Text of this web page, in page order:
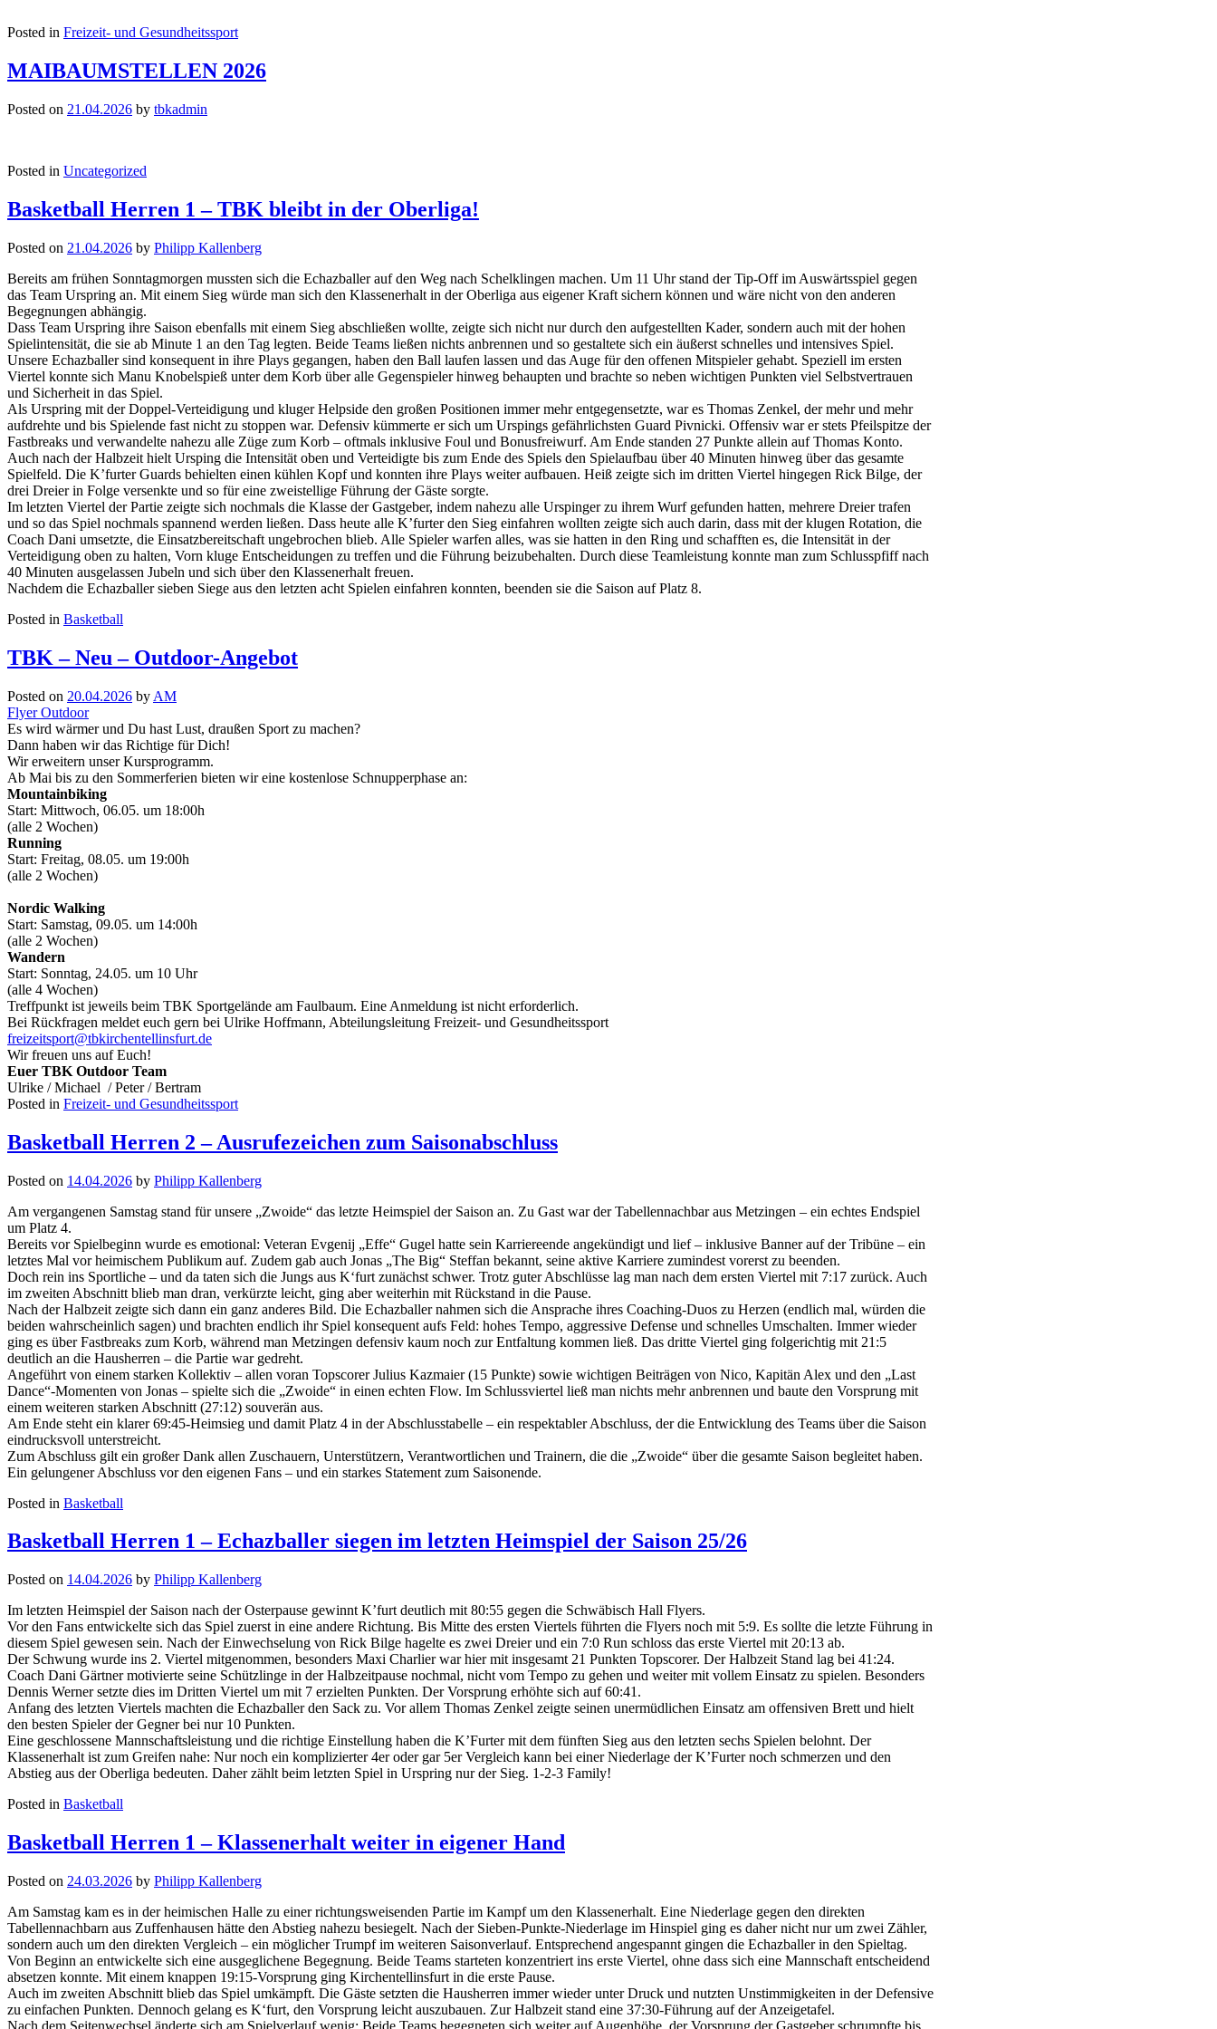
Posted in Freizeit- und Gesundheitssport
MAIBAUMSTELLEN 2026
Posted on 21.04.2026 by tbkadmin
Posted in Uncategorized
Basketball Herren 1 – TBK bleibt in der Oberliga!
Posted on 21.04.2026 by Philipp Kallenberg
Bereits am frühen Sonntagmorgen mussten sich die Echazballer auf den Weg nach Schelklingen machen. Um 11 Uhr stand der Tip-Off im Auswärtsspiel gegen
das Team Urspring an. Mit einem Sieg würde man sich den Klassenerhalt in der Oberliga aus eigener Kraft sichern können und wäre nicht von den anderen
Begegnungen abhängig.
Dass Team Urspring ihre Saison ebenfalls mit einem Sieg abschließen wollte, zeigte sich nicht nur durch den aufgestellten Kader, sondern auch mit der hohen
Spielintensität, die sie ab Minute 1 an den Tag legten. Beide Teams ließen nichts anbrennen und so gestaltete sich ein äußerst schnelles und intensives Spiel.
Unsere Echazballer sind konsequent in ihre Plays gegangen, haben den Ball laufen lassen und das Auge für den offenen Mitspieler gehabt. Speziell im ersten
Viertel konnte sich Manu Knobelspieß unter dem Korb über alle Gegenspieler hinweg behaupten und brachte so neben wichtigen Punkten viel Selbstvertrauen
und Sicherheit in das Spiel.
Als Urspring mit der Doppel-Verteidigung und kluger Helpside den großen Positionen immer mehr entgegensetzte, war es Thomas Zenkel, der mehr und mehr
aufdrehte und bis Spielende fast nicht zu stoppen war. Defensiv kümmerte er sich um Urspings gefährlichsten Guard Pivnicki. Offensiv war er stets Pfeilspitze der
Fastbreaks und verwandelte nahezu alle Züge zum Korb – oftmals inklusive Foul und Bonusfreiwurf. Am Ende standen 27 Punkte allein auf Thomas Konto.
Auch nach der Halbzeit hielt Ursping die Intensität oben und Verteidigte bis zum Ende des Spiels den Spielaufbau über 40 Minuten hinweg über das gesamte
Spielfeld. Die K’furter Guards behielten einen kühlen Kopf und konnten ihre Plays weiter aufbauen. Heiß zeigte sich im dritten Viertel hingegen Rick Bilge, der
drei Dreier in Folge versenkte und so für eine zweistellige Führung der Gäste sorgte.
Im letzten Viertel der Partie zeigte sich nochmals die Klasse der Gastgeber, indem nahezu alle Urspinger zu ihrem Wurf gefunden hatten, mehrere Dreier trafen
und so das Spiel nochmals spannend werden ließen. Dass heute alle K’furter den Sieg einfahren wollten zeigte sich auch darin, dass mit der klugen Rotation, die
Coach Dani umsetzte, die Einsatzbereitschaft ungebrochen blieb. Alle Spieler warfen alles, was sie hatten in den Ring und schafften es, die Intensität in der
Verteidigung oben zu halten, Vorn kluge Entscheidungen zu treffen und die Führung beizubehalten. Durch diese Teamleistung konnte man zum Schlusspfiff nach
40 Minuten ausgelassen Jubeln und sich über den Klassenerhalt freuen.
Nachdem die Echazballer sieben Siege aus den letzten acht Spielen einfahren konnten, beenden sie die Saison auf Platz 8.
Posted in Basketball
TBK – Neu – Outdoor-Angebot
Posted on 20.04.2026 by AM
Flyer Outdoor
Es wird wärmer und Du hast Lust, draußen Sport zu machen?
Dann haben wir das Richtige für Dich!
Wir erweitern unser Kursprogramm.
Ab Mai bis zu den Sommerferien bieten wir eine kostenlose Schnupperphase an:
Mountainbiking
Start: Mittwoch, 06.05. um 18:00h
(alle 2 Wochen)
Running
Start: Freitag, 08.05. um 19:00h
(alle 2 Wochen)
Nordic Walking
Start: Samstag, 09.05. um 14:00h
(alle 2 Wochen)
Wandern
Start: Sonntag, 24.05. um 10 Uhr
(alle 4 Wochen)
Treffpunkt ist jeweils beim TBK Sportgelände am Faulbaum. Eine Anmeldung ist nicht erforderlich.
Bei Rückfragen meldet euch gern bei Ulrike Hoffmann, Abteilungsleitung Freizeit- und Gesundheitssport
freizeitsport@tbkirchentellinsfurt.de
Wir freuen uns auf Euch!
Euer TBK Outdoor Team
Ulrike / Michael / Peter / Bertram
Posted in Freizeit- und Gesundheitssport
Basketball Herren 2 – Ausrufezeichen zum Saisonabschluss
Posted on 14.04.2026 by Philipp Kallenberg
Am vergangenen Samstag stand für unsere „Zwoide“ das letzte Heimspiel der Saison an. Zu Gast war der Tabellennachbar aus Metzingen – ein echtes Endspiel
um Platz 4.
Bereits vor Spielbeginn wurde es emotional: Veteran Evgenij „Effe“ Gugel hatte sein Karriereende angekündigt und lief – inklusive Banner auf der Tribüne – ein
letztes Mal vor heimischem Publikum auf. Zudem gab auch Jonas „The Big“ Steffan bekannt, seine aktive Karriere zumindest vorerst zu beenden.
Doch rein ins Sportliche – und da taten sich die Jungs aus K‘furt zunächst schwer. Trotz guter Abschlüsse lag man nach dem ersten Viertel mit 7:17 zurück. Auch
im zweiten Abschnitt blieb man dran, verkürzte leicht, ging aber weiterhin mit Rückstand in die Pause.
Nach der Halbzeit zeigte sich dann ein ganz anderes Bild. Die Echazballer nahmen sich die Ansprache ihres Coaching-Duos zu Herzen (endlich mal, würden die
beiden wahrscheinlich sagen) und brachten endlich ihr Spiel konsequent aufs Feld: hohes Tempo, aggressive Defense und schnelles Umschalten. Immer wieder
ging es über Fastbreaks zum Korb, während man Metzingen defensiv kaum noch zur Entfaltung kommen ließ. Das dritte Viertel ging folgerichtig mit 21:5
deutlich an die Hausherren – die Partie war gedreht.
Angeführt von einem starken Kollektiv – allen voran Topscorer Julius Kazmaier (15 Punkte) sowie wichtigen Beiträgen von Nico, Kapitän Alex und den „Last
Dance“-Momenten von Jonas – spielte sich die „Zwoide“ in einen echten Flow. Im Schlussviertel ließ man nichts mehr anbrennen und baute den Vorsprung mit
einem weiteren starken Abschnitt (27:12) souverän aus.
Am Ende steht ein klarer 69:45-Heimsieg und damit Platz 4 in der Abschlusstabelle – ein respektabler Abschluss, der die Entwicklung des Teams über die Saison
eindrucksvoll unterstreicht.
Zum Abschluss gilt ein großer Dank allen Zuschauern, Unterstützern, Verantwortlichen und Trainern, die die „Zwoide“ über die gesamte Saison begleitet haben.
Ein gelungener Abschluss vor den eigenen Fans – und ein starkes Statement zum Saisonende.
Posted in Basketball
Basketball Herren 1 – Echazballer siegen im letzten Heimspiel der Saison 25/26
Posted on 14.04.2026 by Philipp Kallenberg
Im letzten Heimspiel der Saison nach der Osterpause gewinnt K’furt deutlich mit 80:55 gegen die Schwäbisch Hall Flyers.
Vor den Fans entwickelte sich das Spiel zuerst in eine andere Richtung. Bis Mitte des ersten Viertels führten die Flyers noch mit 5:9. Es sollte die letzte Führung in
diesem Spiel gewesen sein. Nach der Einwechselung von Rick Bilge hagelte es zwei Dreier und ein 7:0 Run schloss das erste Viertel mit 20:13 ab.
Der Schwung wurde ins 2. Viertel mitgenommen, besonders Maxi Charlier war hier mit insgesamt 21 Punkten Topscorer. Der Halbzeit Stand lag bei 41:24.
Coach Dani Gärtner motivierte seine Schützlinge in der Halbzeitpause nochmal, nicht vom Tempo zu gehen und weiter mit vollem Einsatz zu spielen. Besonders
Dennis Werner setzte dies im Dritten Viertel um mit 7 erzielten Punkten. Der Vorsprung erhöhte sich auf 60:41.
Anfang des letzten Viertels machten die Echazballer den Sack zu. Vor allem Thomas Zenkel zeigte seinen unermüdlichen Einsatz am offensiven Brett und hielt
den besten Spieler der Gegner bei nur 10 Punkten.
Eine geschlossene Mannschaftsleistung und die richtige Einstellung haben die K’Furter mit dem fünften Sieg aus den letzten sechs Spielen belohnt. Der
Klassenerhalt ist zum Greifen nahe: Nur noch ein komplizierter 4er oder gar 5er Vergleich kann bei einer Niederlage der K’Furter noch schmerzen und den
Abstieg aus der Oberliga bedeuten. Daher zählt beim letzten Spiel in Urspring nur der Sieg. 1-2-3 Family!
Posted in Basketball
Basketball Herren 1 – Klassenerhalt weiter in eigener Hand
Posted on 24.03.2026 by Philipp Kallenberg
Am Samstag kam es in der heimischen Halle zu einer richtungsweisenden Partie im Kampf um den Klassenerhalt. Eine Niederlage gegen den direkten
Tabellennachbarn aus Zuffenhausen hätte den Abstieg nahezu besiegelt. Nach der Sieben-Punkte-Niederlage im Hinspiel ging es daher nicht nur um zwei Zähler,
sondern auch um den direkten Vergleich – ein möglicher Trumpf im weiteren Saisonverlauf. Entsprechend angespannt gingen die Echazballer in den Spieltag.
Von Beginn an entwickelte sich eine ausgeglichene Begegnung. Beide Teams starteten konzentriert ins erste Viertel, ohne dass sich eine Mannschaft entscheidend
absetzen konnte. Mit einem knappen 19:15-Vorsprung ging Kirchentellinsfurt in die erste Pause.
Auch im zweiten Abschnitt blieb das Spiel umkämpft. Die Gäste setzten die Hausherren immer wieder unter Druck und nutzten Unstimmigkeiten in der Defensive
zu einfachen Punkten. Dennoch gelang es K‘furt, den Vorsprung leicht auszubauen. Zur Halbzeit stand eine 37:30-Führung auf der Anzeigetafel.